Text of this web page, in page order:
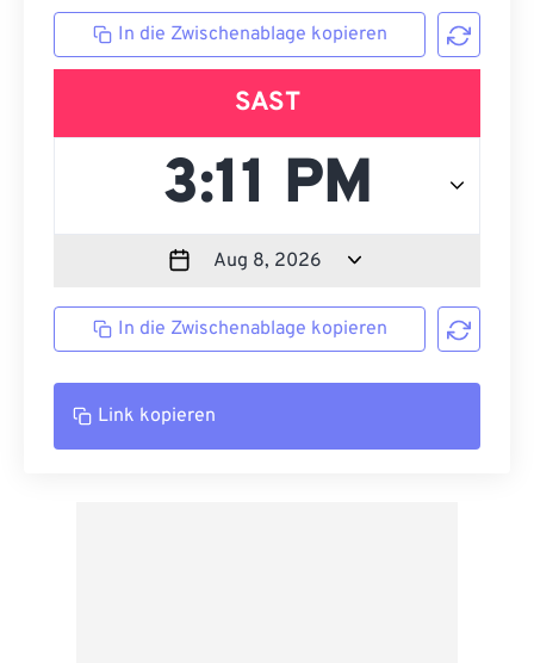
In die Zwischenablage kopieren
SAST
In die Zwischenablage kopieren
Link kopieren